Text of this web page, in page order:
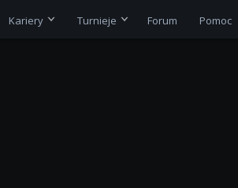
Kariery Turnieje Forum Pomoc